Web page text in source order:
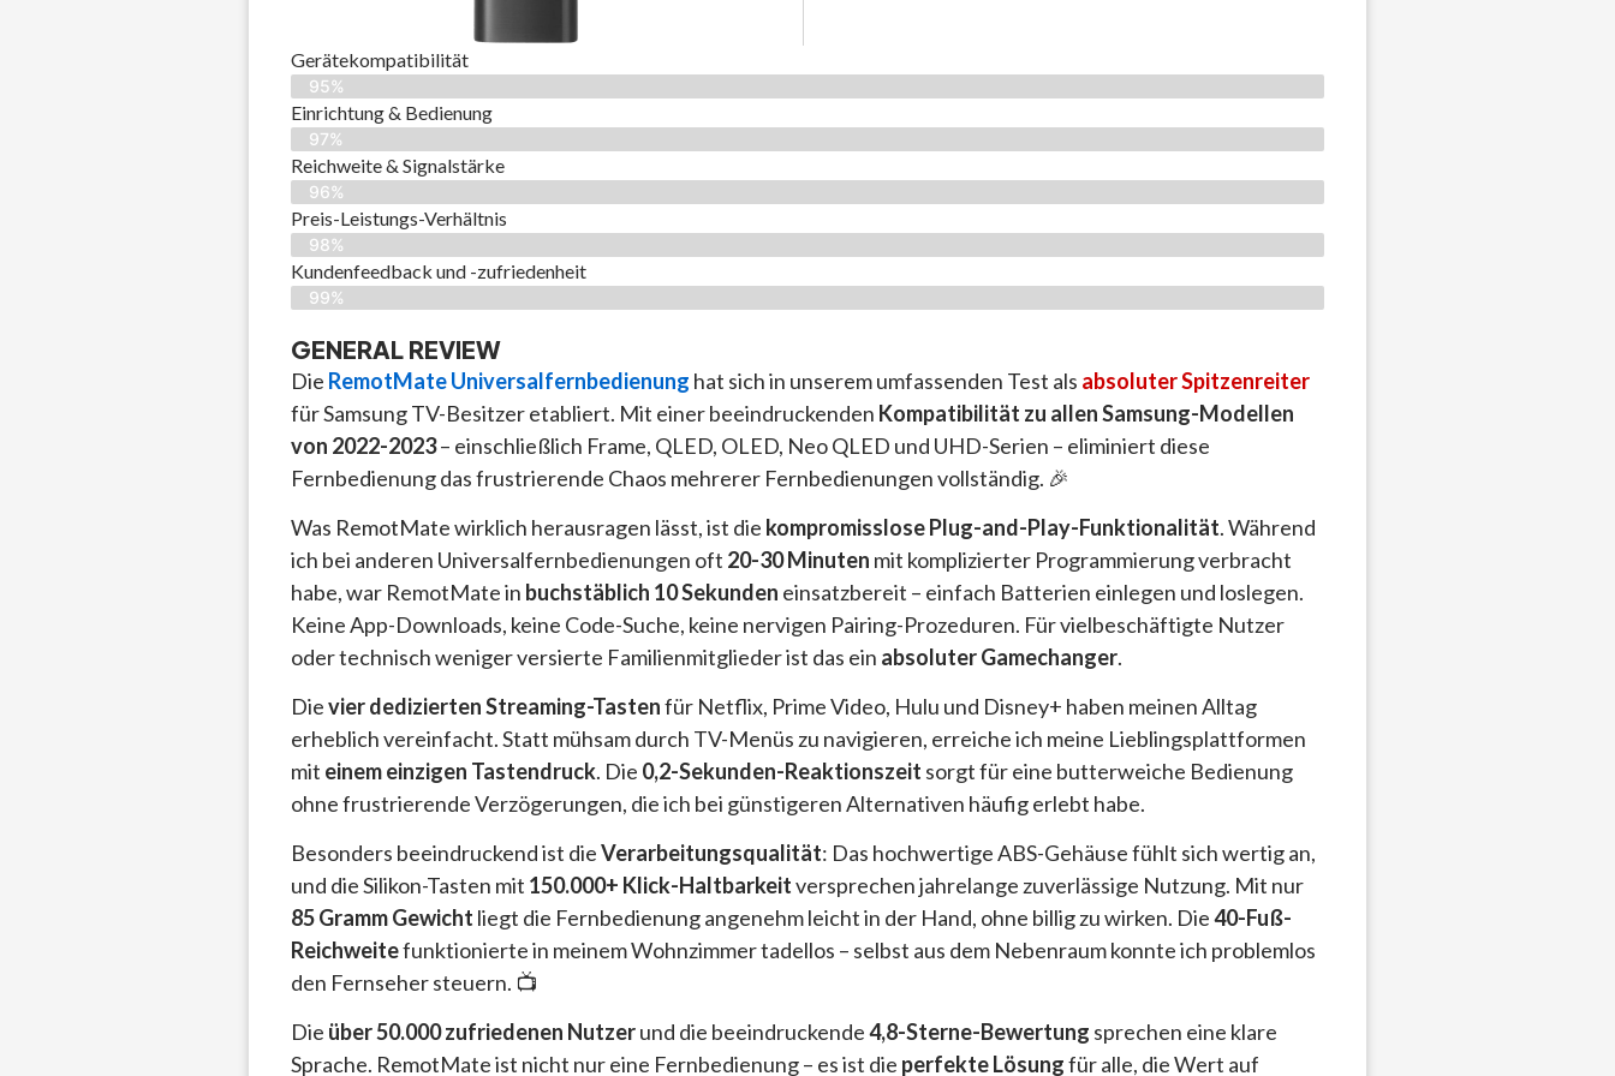
Gerätekompatibilität
95%
Einrichtung & Bedienung
97%
Reichweite & Signalstärke
96%
Preis-Leistungs-Verhältnis
98%
Kundenfeedback und -zufriedenheit
99%
GENERAL REVIEW
Die RemotMate Universalfernbedienung hat sich in unserem umfassenden Test als absoluter Spitzenreiter
für Samsung TV-Besitzer etabliert. Mit einer beeindruckenden Kompatibilität zu allen Samsung-Modellen
von 2022-2023– einschließlich Frame, QLED, OLED, Neo QLED und UHD-Serien – eliminiert diese
Fernbedienung das frustrierende Chaos mehrerer Fernbedienungen vollständig. 🎉
Was RemotMate wirklich herausragen lässt, ist die kompromisslose Plug-and-Play-Funktionalität. Während
ich bei anderen Universalfernbedienungen oft 20-30 Minuten mit komplizierter Programmierung verbracht
habe, war RemotMate in buchstäblich 10 Sekunden einsatzbereit – einfach Batterien einlegen und loslegen.
Keine App-Downloads, keine Code-Suche, keine nervigen Pairing-Prozeduren. Für vielbeschäftigte Nutzer
oder technisch weniger versierte Familienmitglieder ist das ein absoluter Gamechanger.
Dievier dedizierten Streaming-Tastenfür Netflix, Prime Video, Hulu und Disney+ haben meinen Alltag
erheblich vereinfacht. Statt mühsam durch TV-Menüs zu navigieren, erreiche ich meine Lieblingsplattformen
mit einem einzigen Tastendruck. Die 0,2-Sekunden-Reaktionszeit sorgt für eine butterweiche Bedienung
ohne frustrierende Verzögerungen, die ich bei günstigeren Alternativen häufig erlebt habe.
Besonders beeindruckend ist dieVerarbeitungsqualität: Das hochwertige ABS-Gehäuse fühlt sich wertig an,
und die Silikon-Tasten mit 150.000+ Klick-Haltbarkeitversprechen jahrelange zuverlässige Nutzung. Mit nur
85 Gramm Gewicht liegt die Fernbedienung angenehm leicht in der Hand, ohne billig zu wirken. Die40-Fuß-
Reichweitefunktionierte in meinem Wohnzimmer tadellos – selbst aus dem Nebenraum konnte ich problemlos
den Fernseher steuern. 📺
Die über 50.000 zufriedenen Nutzerund die beeindruckende4,8-Sterne-Bewertung sprechen eine klare
Sprache. RemotMate ist nicht nur eine Fernbedienung – es ist die perfekte Lösungfür alle, die Wert auf